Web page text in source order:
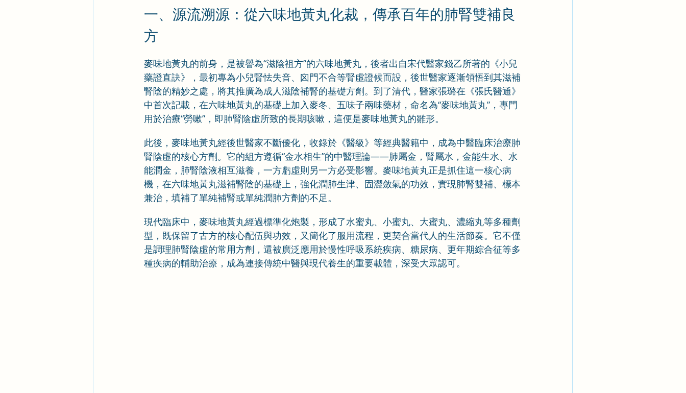
一、源流溯源：從六味地黃丸化裁，傳承百年的肺腎雙補良
方
麥味地黃丸的前身，是被譽為“滋陰祖方”的六味地黃丸，後者出自宋代醫家錢乙所著的《小兒
藥證直訣》，最初專為小兒腎怯失音、囟門不合等腎虛證候而設，後世醫家逐漸領悟到其滋補
腎陰的精妙之處，將其推廣為成人滋陰補腎的基礎方劑。到了清代，醫家張璐在《張氏醫通》
中首次記載，在六味地黃丸的基礎上加入麥冬、五味子兩味藥材，命名為“麥味地黃丸”，專門
用於治療“勞嗽”，即肺腎陰虛所致的長期咳嗽，這便是麥味地黃丸的雛形。
此後，麥味地黃丸經後世醫家不斷優化，收錄於《醫級》等經典醫籍中，成為中醫臨床治療肺
腎陰虛的核心方劑。它的組方遵循“金水相生”的中醫理論——肺屬金，腎屬水，金能生水、水
能潤金，肺腎陰液相互滋養，一方虧虛則另一方必受影響。麥味地黃丸正是抓住這一核心病
機，在六味地黃丸滋補腎陰的基礎上，強化潤肺生津、固澀斂氣的功效，實現肺腎雙補、標本
兼治，填補了單純補腎或單純潤肺方劑的不足。
現代臨床中，麥味地黃丸經過標準化炮製，形成了水蜜丸、小蜜丸、大蜜丸、濃縮丸等多種劑
型，既保留了古方的核心配伍與功效，又簡化了服用流程，更契合當代人的生活節奏。它不僅
是調理肺腎陰虛的常用方劑，還被廣泛應用於慢性呼吸系統疾病、糖尿病、更年期綜合征等多
種疾病的輔助治療，成為連接傳統中醫與現代養生的重要載體，深受大眾認可。